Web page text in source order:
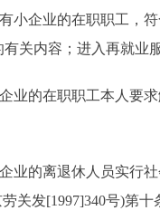
企业的在职职工，符
关内容；进入再就业
的在职职工本人要求
的离退休人员实行社
关发[1997]340号)第